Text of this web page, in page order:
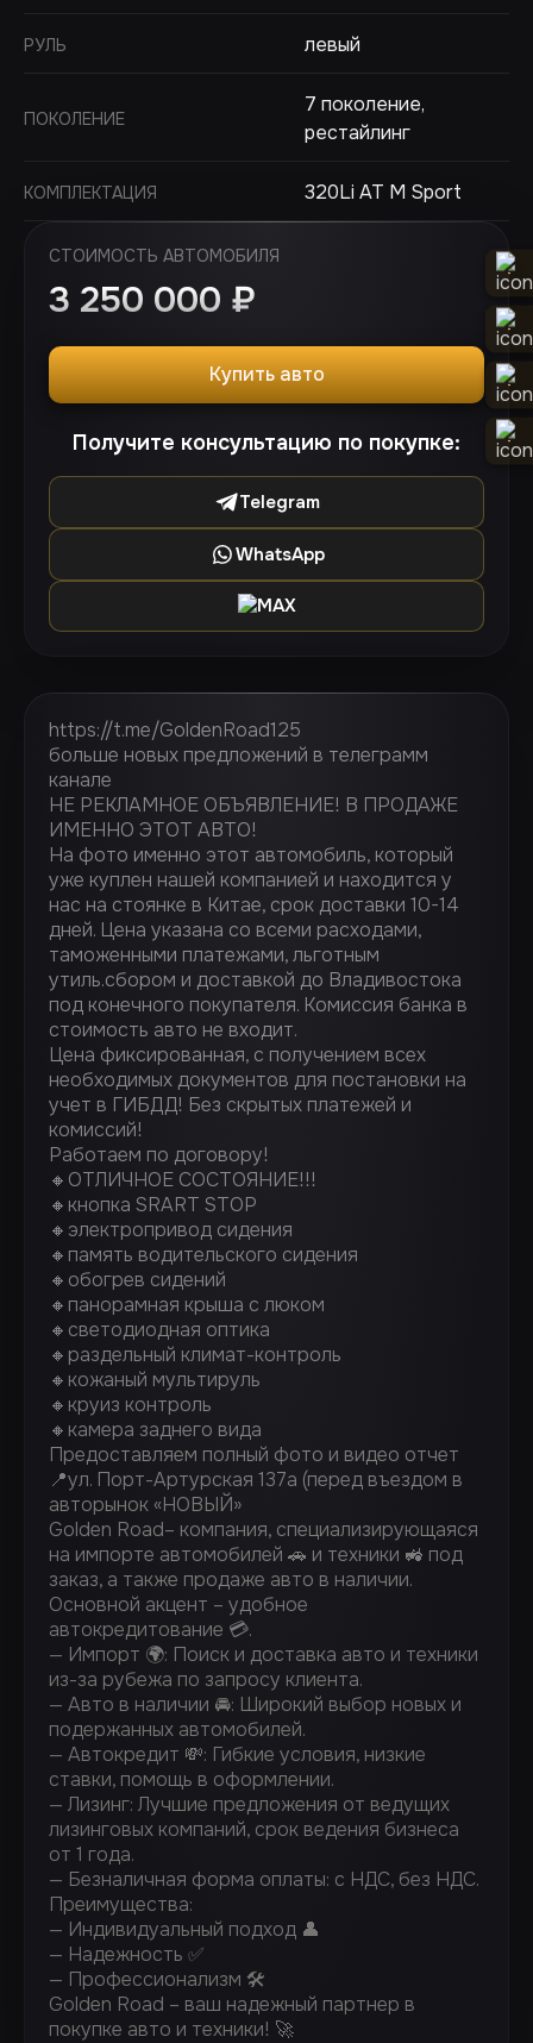
РУЛЬ левый
ПОКОЛЕНИЕ
7 поколение,
рестайлинг
КОМПЛЕКТАЦИЯ 320Li AT M Sport
СТОИМОСТЬ АВТОМОБИЛЯ
3 250 000 ₽
Купить авто
Получите консультацию по покупке:
Telegram
WhatsApp
MAX
https://t.me/GoldenRoad125
больше новых предложений в телеграмм
канале
НЕ РЕКЛАМНОЕ ОБЪЯВЛЕНИЕ! В ПРОДАЖЕ
ИМЕННО ЭТОТ АВТО!
На фото именно этот автомобиль, который
уже куплен нашей компанией и находится у
нас на стоянке в Китае, срок доставки 10-14
дней. Цена указана со всеми расходами,
таможенными платежами, льготным
утиль.сбором и доставкой до Владивостока
под конечного покупателя. Комиссия банка в
стоимость авто не входит.
Цена фиксированная, с получением всех
необходимых документов для постановки на
учет в ГИБДД! Без скрытых платежей и
комиссий!
Работаем по договору!
🔸ОТЛИЧНОЕ СОСТОЯНИЕ!!!
🔸кнопка SRART STOP
🔸электропривод сидения
🔸память водительского сидения
🔸обогрев сидений
🔸панорамная крыша с люком
🔸светодиодная оптика
🔸раздельный климат-контроль
🔸кожаный мультируль
🔸круиз контроль
🔸камера заднего вида
Предоставляем полный фото и видео отчет
📍ул. Порт-Артурская 137а (перед въездом в
авторынок «НОВЫЙ»
Golden Road– компания, специализирующаяся
на импорте автомобилей 🚗 и техники 🚜 под
заказ, а также продаже авто в наличии.
Основной акцент – удобное
автокредитование 💳.
— Импорт 🌍: Поиск и доставка авто и техники
из-за рубежа по запросу клиента.
— Авто в наличии 🚘: Широкий выбор новых и
подержанных автомобилей.
— Автокредит 💸: Гибкие условия, низкие
ставки, помощь в оформлении.
— ⁠Лизинг: Лучшие предложения от ведущих
лизинговых компаний, срок ведения бизнеса
от 1 года.
— ⁠Безналичная форма оплаты: с НДС, без НДС.
Преимущества:
— Индивидуальный подход 👤
— Надежность ✅
— Профессионализм 🛠️
Golden Road – ваш надежный партнер в
покупке авто и техники! 🚀